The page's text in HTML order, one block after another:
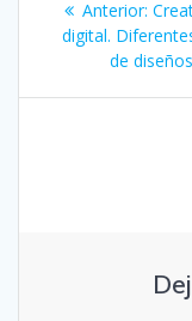
de
Anterior:
digital.
de diseños